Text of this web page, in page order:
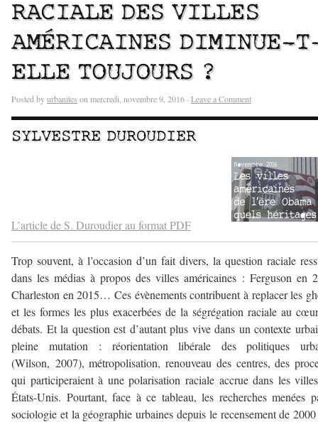
RACIALE DES VILLES
AMÉRICAINES DIMINUE-
ELLE TOUJOURS ?
Posted byurbanites on mercredi, novembre 9, 2016 · Leave a Comment
SYLVESTRE DUROUDIER
L’article de S. Duroudier au format PDF
Trop souvent, à l’occasion d’un fait divers, la question raciale
dans les médias à propos des villes américaines : Ferguson en
Charleston en 2015… Ces évènements contribuent à replacer les
et les formes les plus exacerbées de la ségrégation raciale au
débats. Et la question est d’autant plus vive dans un contexte
pleine mutation : réorientation libérale des politiques
(Wilson, 2007), métropolisation, renouveau des centres, des
qui participeraient à une polarisation raciale accrue dans les
États-Unis. Pourtant, face à ce tableau, les recherches menées
sociologie et la géographie urbaines depuis le recensement de